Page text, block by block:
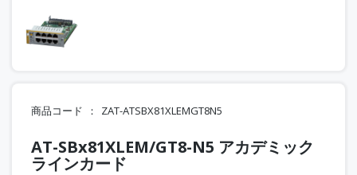
商品コード ZAT-ATSBX81XLEMGT8N5
AT-SBx81XLEM/GT8-N5 アカデミック
ラインカード